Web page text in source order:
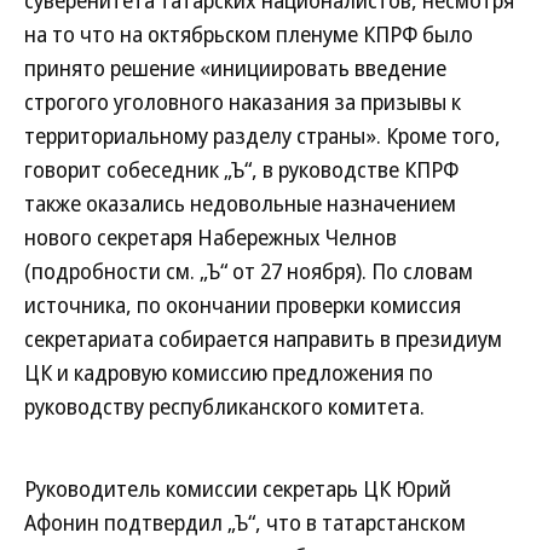
на то что на октябрьском пленуме КПРФ было
принято решение «инициировать введение
строгого уголовного наказания за призывы к
территориальному разделу страны». Кроме того,
говорит собеседник „Ъ“, в руководстве КПРФ
также оказались недовольные назначением
нового секретаря Набережных Челнов
(подробности см. „Ъ“ от 27 ноября). По словам
источника, по окончании проверки комиссия
секретариата собирается направить в президиум
ЦК и кадровую комиссию предложения по
руководству республиканского комитета.
Руководитель комиссии секретарь ЦК Юрий
Афонин подтвердил „Ъ“, что в татарстанском